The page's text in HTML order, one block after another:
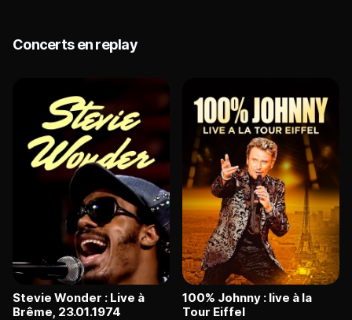
Concerts en replay
Stevie Wonder : Live à
Brême, 23.01.1974
100% Johnny : live à la
Tour Eiffel